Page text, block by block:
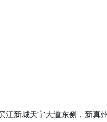
新城天宁大道东侧，新真